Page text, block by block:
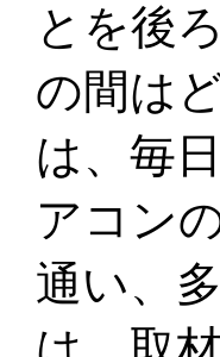
とを後
の間は
は、毎
アコン
通い、